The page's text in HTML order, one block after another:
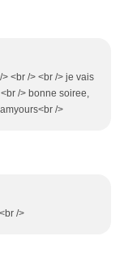
<br /> <br /> je vais
/> bonne soiree,
/>
/>